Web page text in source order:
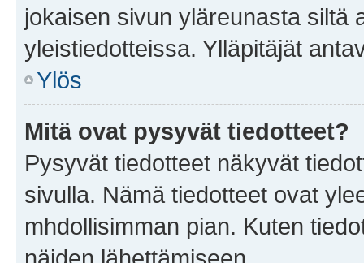
jokaisen sivun yläreunasta siltä
yleistiedotteissa. Ylläpitäjät
Ylös
Mitä ovat pysyvät tiedotteet?
Pysyvät tiedotteet näkyvät
sivulla. Nämä tiedotteet ovat
mhdollisimman pian. Kuten
näiden lähettämiseen.